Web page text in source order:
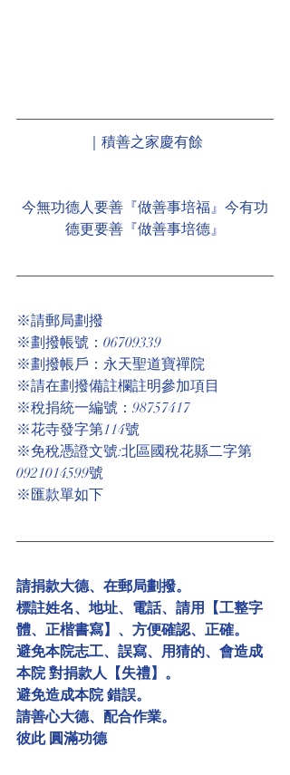
｜積善之家慶有餘
今無功德人要善『做善事培福』今有功
德更要善『做善事培德』
※請郵局劃撥
※劃撥帳號：06709339
※劃撥帳戶：永天聖道寶禪院
※請在劃撥備註欄註明參加項目
※稅捐統一編號：98757417
※花寺發字第114號
※免稅憑證文號:北區國稅花縣二字第
0921014599號
※匯款單如下
請捐款大德、在郵局劃撥。
標註姓名、地址、電話、請用【工整字
體、正楷書寫】、方便確認、正確。
避免本院志工、誤寫、用猜的、會造成
本院 對捐款人【失禮】。
避免造成本院 錯誤。
請善心大德、配合作業。
彼此 圓滿功德